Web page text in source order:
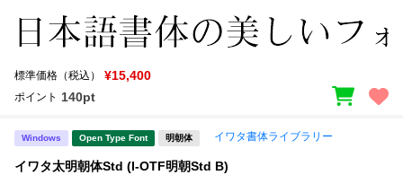
標準価格（税込） ¥15,400
ポイント 140pt
Windows Open Type Font 明朝体 イワタ書体ライブラリー
イワタ太明朝体Std (I-OTF明朝Std B)